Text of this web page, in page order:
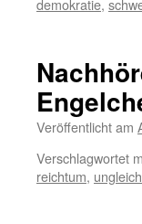
demokratie,
Veröffentlicht am
Verschlagwortet
reichtum,